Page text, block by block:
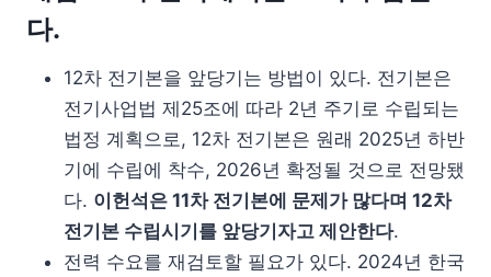
다.
12차 전기본을 앞당기는 방법이 있다. 전기본은
전기사업법 제25조에 따라 2년 주기로 수립되는
법정 계획으로, 12차 전기본은 원래 2025년 하반
기에 수립에 착수, 2026년 확정될 것으로 전망됐
다. 이헌석은 11차 전기본에 문제가 많다며 12차
전기본 수립시기를 앞당기자고 제안한다.
전력 수요를 재검토할 필요가 있다. 2024년 한국